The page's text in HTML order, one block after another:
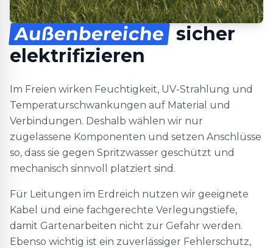
Außenbereiche sicher
elektrifizieren
Im Freien wirken Feuchtigkeit, UV-Strahlung und
Temperaturschwankungen auf Material und
Verbindungen. Deshalb wählen wir nur
zugelassene Komponenten und setzen Anschlüsse
so, dass sie gegen Spritzwasser geschützt und
mechanisch sinnvoll platziert sind.
Für Leitungen im Erdreich nutzen wir geeignete
Kabel und eine fachgerechte Verlegungstiefe,
damit Gartenarbeiten nicht zur Gefahr werden.
Ebenso wichtig ist ein zuverlässiger Fehlerschutz,